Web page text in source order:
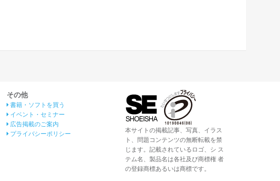
その他
書籍・ソフトを買う
イベント・セミナー
広告掲載のご案内
プライバシーポリシー
本サイトの掲載記事、写真、イラス
ト、問題コンテンツの無断転載を禁
じます。記載されているロゴ、シ ス
テム名、製品名は各社及び商標権 者
の登録商標あるいは商標です。